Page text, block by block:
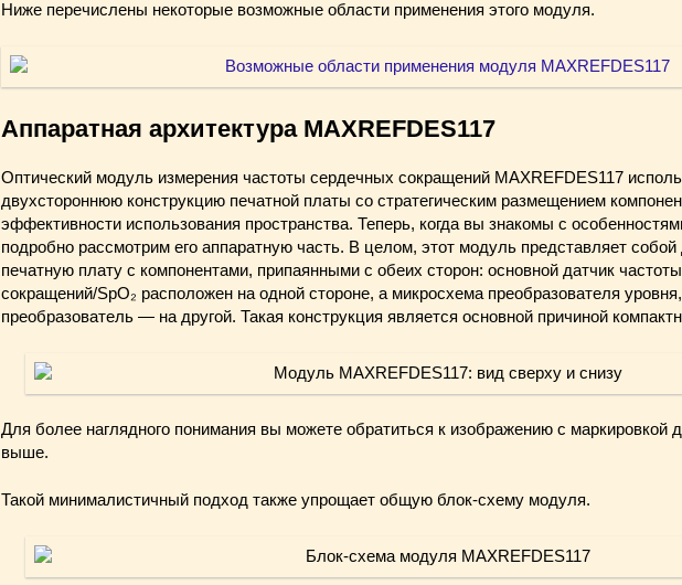
Ниже перечислены некоторые возможные области применения этого модуля.
Аппаратная архитектура MAXREFDES117
Оптический модуль измерения частоты сердечных сокращений MAXREFDES117
двухстороннюю конструкцию печатной платы со стратегическим размещением
эффективности использования пространства. Теперь, когда вы знакомы с
подробно рассмотрим его аппаратную часть. В целом, этот модуль представляет
печатную плату с компонентами, припаянными с обеих сторон: основной датчик
сокращений/SpO₂ расположен на одной стороне, а микросхема преобразователя
преобразователь — на другой. Такая конструкция является основной причиной
Для более наглядного понимания вы можете обратиться к изображению с маркировкой
выше.
Такой минималистичный подход также упрощает общую блок-схему модуля.